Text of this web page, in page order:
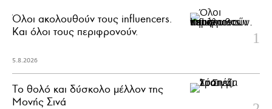
Όλοι ακολουθούν τους influencers.
Και όλοι τους περιφρονούν.
5.8.2026
Το θολό και δύσκολο μέλλον της
Μονής Σινά